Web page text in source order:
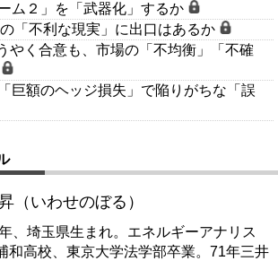
ム２」を「武器化」するか
「不利な現実」に出口はあるか
やく合意も、市場の「不均衡」「不確
巨額のヘッジ損失」で陥りがちな「誤
（いわせのぼる）
、埼玉県生まれ。エネルギーアナリス
和高校、東京大学法学部卒業。71年三井